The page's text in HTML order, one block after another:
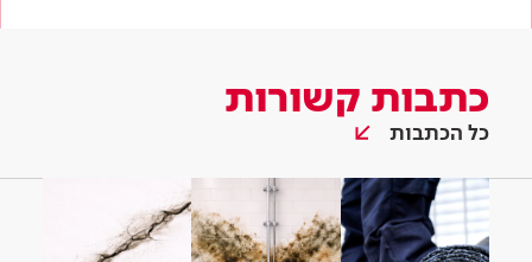
כתבות קשורות
כל הכתבות